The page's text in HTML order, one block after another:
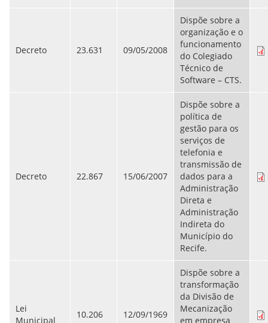
Decreto 23.631 09/05/2008
Dispõe sobre a
organização e o
funcionamento
do Colegiado
Técnico de
Software – CTS.
Decreto 22.867 15/06/2007
Dispõe sobre a
política de
gestão para os
serviços de
telefonia e
transmissão de
dados para a
Administração
Direta e
Administração
Indireta do
Município do
Recife.
Lei
Municipal
10.206 12/09/1969
Dispõe sobre a
transformação
da Divisão de
Mecanização
em empresa